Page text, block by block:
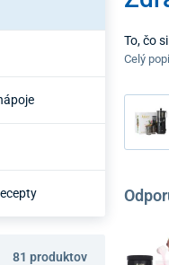
81 produktov
To, čo
výživa
Celý